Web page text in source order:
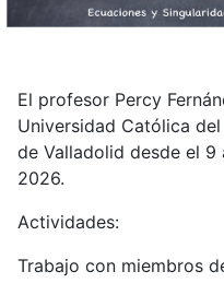
El profesor Percy
Universidad Católica
de Valladolid desde el
2026.
Actividades:
Trabajo con miembros